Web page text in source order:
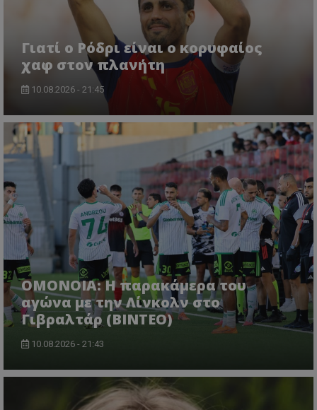
Γιατί ο Ρόδρι είναι ο κορυφαίος
χαφ στον πλανήτη
10.08.2026 - 21:45
OMONOIA: Η παρακάμερα του
αγώνα με την Λίνκολν στο
Γιβραλτάρ (BINTEO)
10.08.2026 - 21:43